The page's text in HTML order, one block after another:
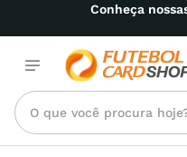
Conheça
O que você procura hoje?